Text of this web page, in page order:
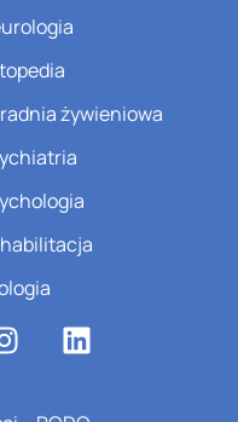
żywieniowa